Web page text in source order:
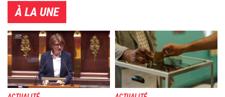
À LA UNE
Image Image